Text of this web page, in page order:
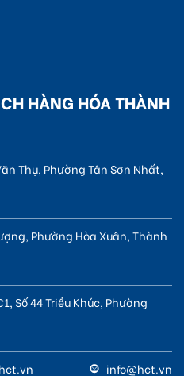
HÀNG HÓA THÀNH
Thụ, Phường Tân Sơn Nhất,
Phường Hòa Xuân, Thành
Số 44 Triều Khúc, Phường
hct.vn info@hct.vn